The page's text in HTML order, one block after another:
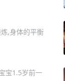
,身体的平衡
宝1.5岁前一